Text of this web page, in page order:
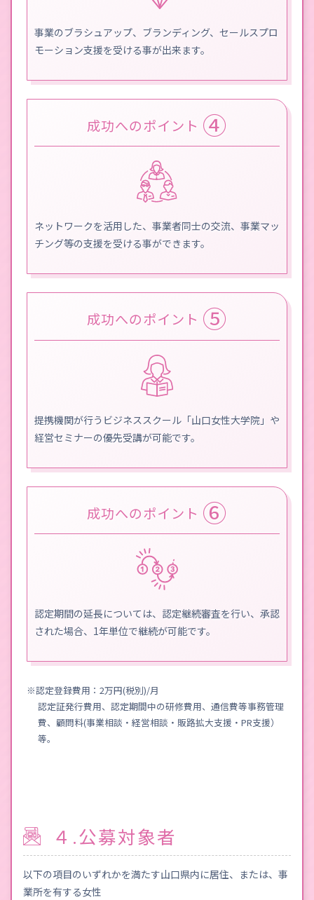
事業のブラシュアップ、ブランディング、セールスプロ
モーション支援を受ける事が出来ます。
成功へのポイント ④
ネットワークを活用した、事業者同士の交流、事業マッ
チング等の支援を受ける事ができます。
成功へのポイント ⑤
提携機関が行うビジネススクール「山口女性大学院」や
経営セミナーの優先受講が可能です。
成功へのポイント ⑥
認定期間の延長については、認定継続審査を行い、承認
された場合、1年単位で継続が可能です。
※認定登録費用：2万円(税別)/月
認定証発行費用、認定期間中の研修費用、通信費等事務管理
費、顧問料(事業相談・経営相談・販路拡大支援・PR支援）
等。
４.公募対象者
以下の項目のいずれかを満たす山口県内に居住、または、事
業所を有する女性